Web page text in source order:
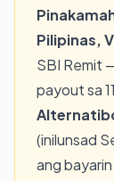
Pilipinas,
SBI Remit
payout sa
(inilunsad
ang bayarin